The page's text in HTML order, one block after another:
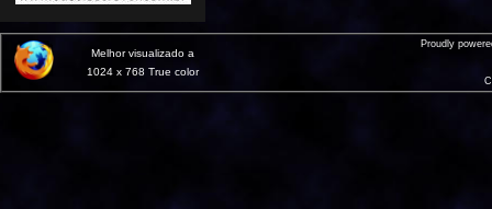
Melhor visualizado a
1024 x 768 True color
Proudly